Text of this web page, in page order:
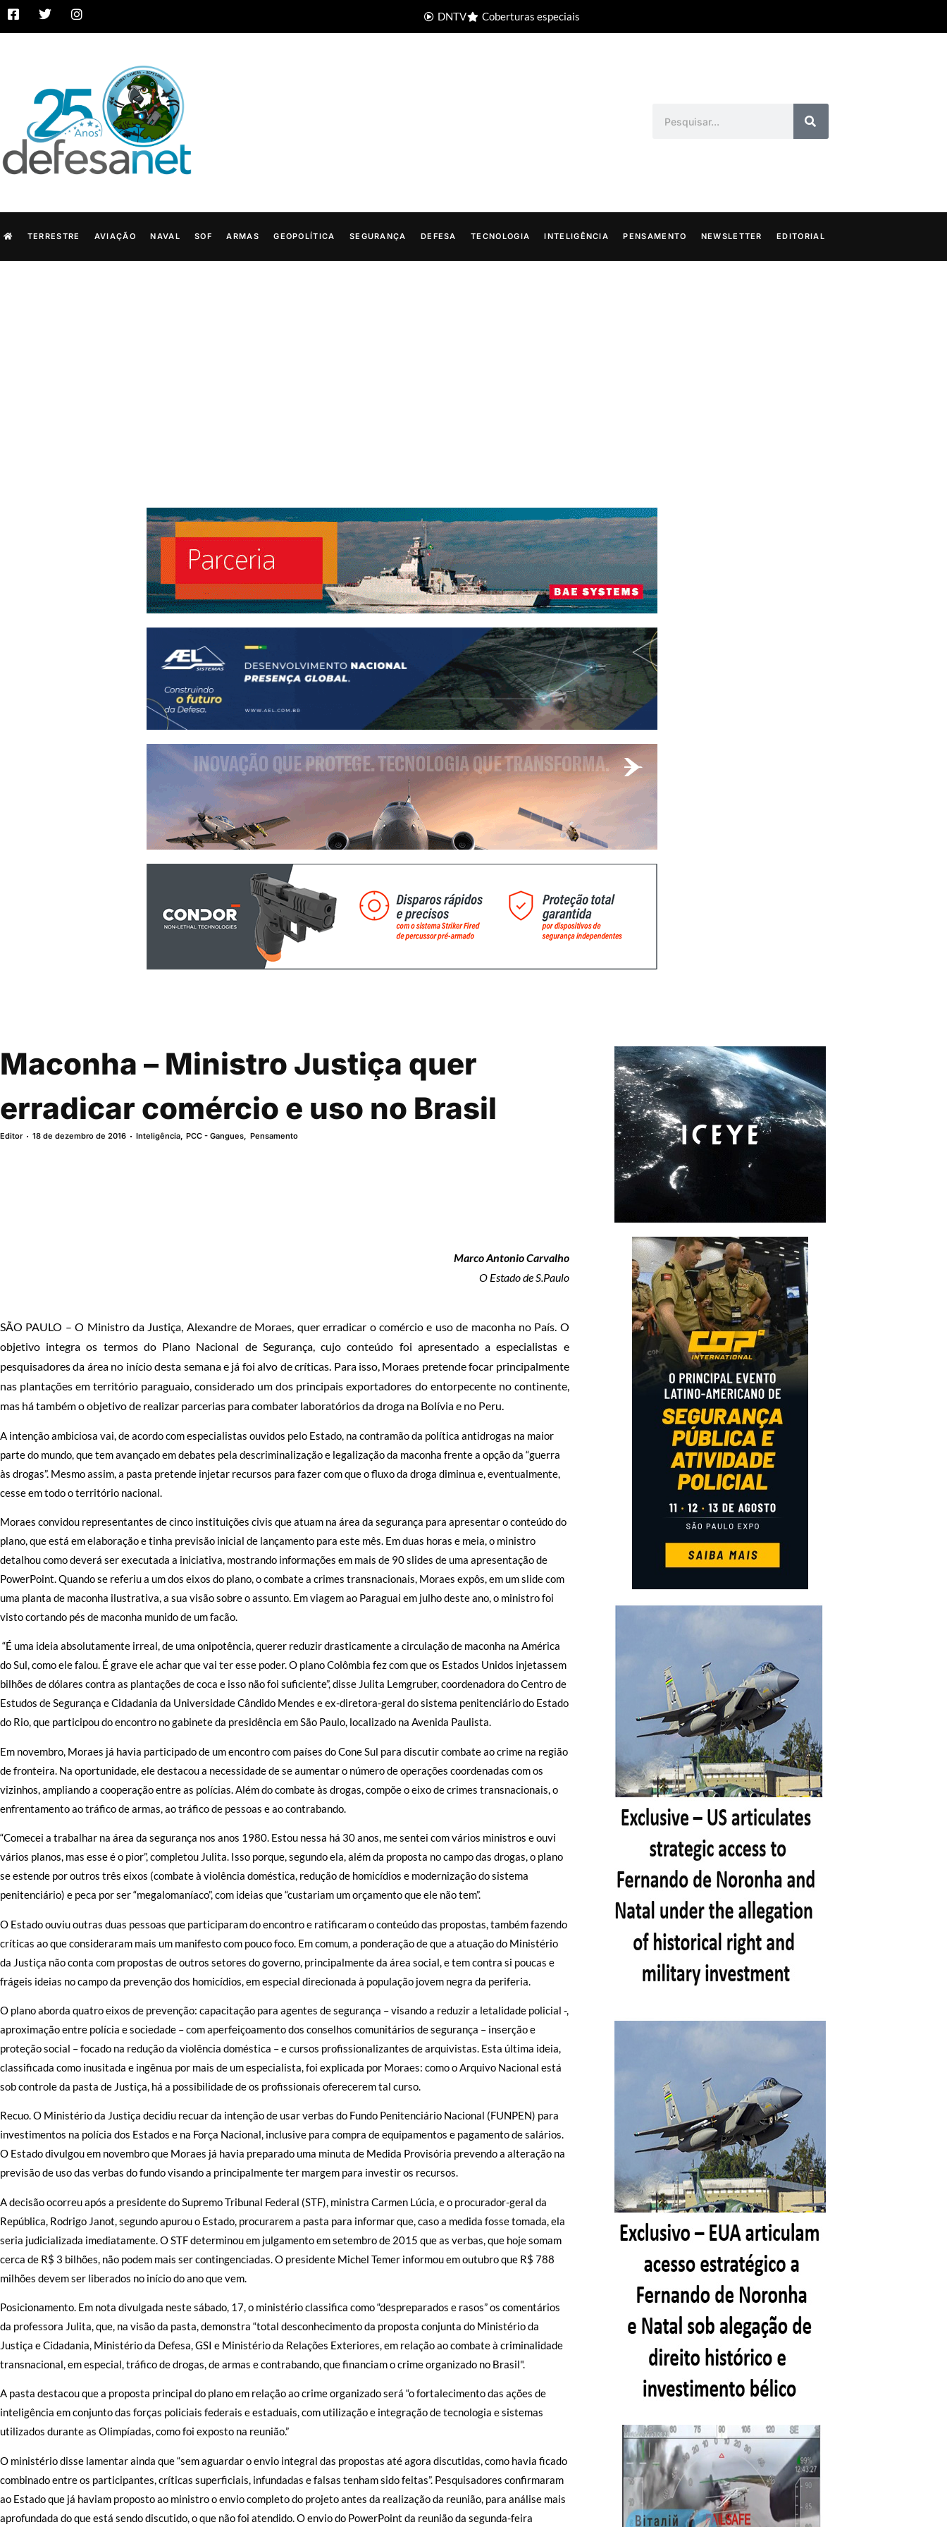
DNTV Coberturas especiais
TERRESTRE AVIAÇÃO NAVAL SOF ARMAS GEOPOLÍTICA SEGURANÇA DEFESA TECNOLOGIA INTELIGÊNCIA PENSAMENTO NEWSLETTER EDITORIAL
Maconha – Ministro Justiça quer
erradicar comércio e uso no Brasil
Editor 18 de dezembro de 2016 Inteligência,PCC - Gangues, Pensamento
Marco Antonio Carvalho
O Estado de S.Paulo
SÃO PAULO – O Ministro da Justiça, Alexandre de Moraes, quer erradicar o comércio e uso de maconha no País. O
objetivo integra os termos do Plano Nacional de Segurança, cujo conteúdo foi apresentado a especialistas e
pesquisadores da área no início desta semana e já foi alvo de críticas. Para isso, Moraes pretende focar principalmente
nas plantações em território paraguaio, considerado um dos principais exportadores do entorpecente no continente,
mas há também o objetivo de realizar parcerias para combater laboratórios da droga na Bolívia e no Peru.
A intenção ambiciosa vai, de acordo com especialistas ouvidos pelo Estado, na contramão da política antidrogas na maior
parte do mundo, que tem avançado em debates pela descriminalização e legalização da maconha frente a opção da “guerra
às drogas”. Mesmo assim, a pasta pretende injetar recursos para fazer com que o fluxo da droga diminua e, eventualmente,
cesse em todo o território nacional.
Moraes convidou representantes de cinco instituições civis que atuam na área da segurança para apresentar o conteúdo do
plano, que está em elaboração e tinha previsão inicial de lançamento para este mês. Em duas horas e meia, o ministro
detalhou como deverá ser executada a iniciativa, mostrando informações em mais de 90 slides de uma apresentação de
PowerPoint. Quando se referiu a um dos eixos do plano, o combate a crimes transnacionais, Moraes expôs, em um slide com
uma planta de maconha ilustrativa, a sua visão sobre o assunto. Em viagem ao Paraguai em julho deste ano, o ministro foi
visto cortando pés de maconha munido de um facão.
“É uma ideia absolutamente irreal, de uma onipotência, querer reduzir drasticamente a circulação de maconha na América
do Sul, como ele falou. É grave ele achar que vai ter esse poder. O plano Colômbia fez com que os Estados Unidos injetassem
bilhões de dólares contra as plantações de coca e isso não foi suficiente”, disse Julita Lemgruber, coordenadora do Centro de
Estudos de Segurança e Cidadania da Universidade Cândido Mendes e ex-diretora-geral do sistema penitenciário do Estado
do Rio, que participou do encontro no gabinete da presidência em São Paulo, localizado na Avenida Paulista.
Em novembro, Moraes já havia participado de um encontro com países do Cone Sul para discutir combate ao crime na região
de fronteira. Na oportunidade, ele destacou a necessidade de se aumentar o número de operações coordenadas com os
vizinhos, ampliando a cooperação entre as polícias. Além do combate às drogas, compõe o eixo de crimes transnacionais, o
enfrentamento ao tráfico de armas, ao tráfico de pessoas e ao contrabando.
“Comecei a trabalhar na área da segurança nos anos 1980. Estou nessa há 30 anos, me sentei com vários ministros e ouvi
vários planos, mas esse é o pior”, completou Julita. Isso porque, segundo ela, além da proposta no campo das drogas, o plano
se estende por outros três eixos (combate à violência doméstica, redução de homicídios e modernização do sistema
penitenciário) e peca por ser “megalomaníaco”, com ideias que “custariam um orçamento que ele não tem”.
O Estado ouviu outras duas pessoas que participaram do encontro e ratificaram o conteúdo das propostas, também fazendo
críticas ao que consideraram mais um manifesto com pouco foco. Em comum, a ponderação de que a atuação do Ministério
da Justiça não conta com propostas de outros setores do governo, principalmente da área social, e tem contra si poucas e
frágeis ideias no campo da prevenção dos homicídios, em especial direcionada à população jovem negra da periferia.
O plano aborda quatro eixos de prevenção: capacitação para agentes de segurança – visando a reduzir a letalidade policial -,
aproximação entre polícia e sociedade – com aperfeiçoamento dos conselhos comunitários de segurança – inserção e
proteção social – focado na redução da violência doméstica – e cursos profissionalizantes de arquivistas. Esta última ideia,
classificada como inusitada e ingênua por mais de um especialista, foi explicada por Moraes: como o Arquivo Nacional está
sob controle da pasta de Justiça, há a possibilidade de os profissionais oferecerem tal curso.
Recuo. O Ministério da Justiça decidiu recuar da intenção de usar verbas do Fundo Penitenciário Nacional (FUNPEN) para
investimentos na polícia dos Estados e na Força Nacional, inclusive para compra de equipamentos e pagamento de salários.
O Estado divulgou em novembro que Moraes já havia preparado uma minuta de Medida Provisória prevendo a alteração na
previsão de uso das verbas do fundo visando a principalmente ter margem para investir os recursos.
A decisão ocorreu após a presidente do Supremo Tribunal Federal (STF), ministra Carmen Lúcia, e o procurador-geral da
República, Rodrigo Janot, segundo apurou o Estado, procurarem a pasta para informar que, caso a medida fosse tomada, ela
seria judicializada imediatamente. O STF determinou em julgamento em setembro de 2015 que as verbas, que hoje somam
cerca de R$ 3 bilhões, não podem mais ser contingenciadas. O presidente Michel Temer informou em outubro que R$ 788
milhões devem ser liberados no início do ano que vem.
Posicionamento. Em nota divulgada neste sábado, 17, o ministério classifica como “despreparados e rasos” os comentários
da professora Julita, que, na visão da pasta, demonstra “total desconhecimento da proposta conjunta do Ministério da
Justiça e Cidadania, Ministério da Defesa, GSI e Ministério da Relações Exteriores, em relação ao combate à criminalidade
transnacional, em especial, tráfico de drogas, de armas e contrabando, que financiam o crime organizado no Brasil".
A pasta destacou que a proposta principal do plano em relação ao crime organizado será “o fortalecimento das ações de
inteligência em conjunto das forças policiais federais e estaduais, com utilização e integração de tecnologia e sistemas
utilizados durante as Olimpíadas, como foi exposto na reunião.”
O ministério disse lamentar ainda que “sem aguardar o envio integral das propostas até agora discutidas, como havia ficado
combinado entre os participantes, críticas superficiais, infundadas e falsas tenham sido feitas”. Pesquisadores confirmaram
ao Estado que já haviam proposto ao ministro o envio completo do projeto antes da realização da reunião, para análise mais
aprofundada do que está sendo discutido, o que não foi atendido. O envio do PowerPoint da reunião da segunda-feira